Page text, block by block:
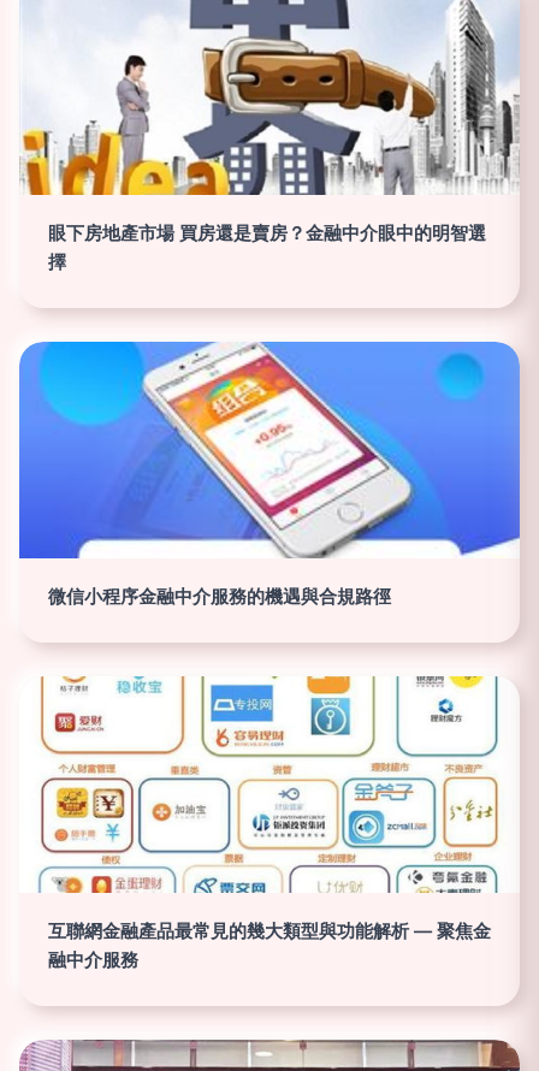
眼下房地產市場 買房還是賣房？金融中介眼中的明智選
擇
微信小程序金融中介服務的機遇與合規路徑
互聯網金融產品最常見的幾大類型與功能解析 — 聚焦金
融中介服務